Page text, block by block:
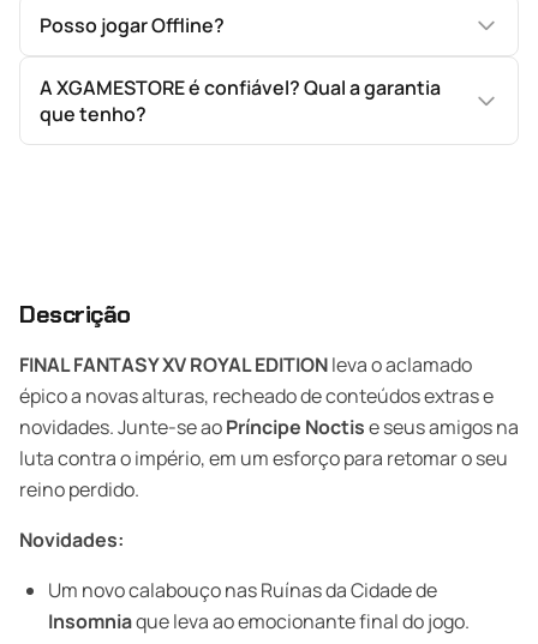
Posso jogar Offline?
A XGAMESTORE é confiável? Qual a garantia
que tenho?
Descrição
FINAL FANTASY XV ROYAL EDITIONleva o aclamado
épico a novas alturas, recheado de conteúdos extras e
novidades. Junte-se aoPríncipe Noctise seus amigos na
luta contra o império, em um esforço para retomar o seu
reino perdido.
Novidades:
Um novo calabouço nas Ruínas da Cidade de
Insomniaque leva ao emocionante final do jogo.